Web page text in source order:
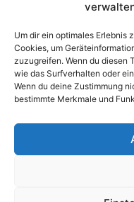
Um dir ein optimales Erlebnis
Cookies, um
zuzugreifen. Wenn du diesen
wie das Surfverhalten oder
Wenn du deine Zustimmung
bestimmte Merkmale und
Bleib